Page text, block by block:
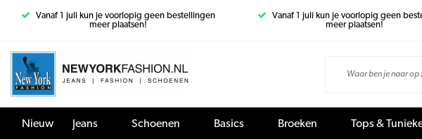
Vanaf 1 juli kun je voorlopig geen bestellingen
meer plaatsen!
Vanaf 1 juli kun je voorlopig geen
meer plaatsen!
Nieuw Jeans Schoenen Basics Broeken Tops &